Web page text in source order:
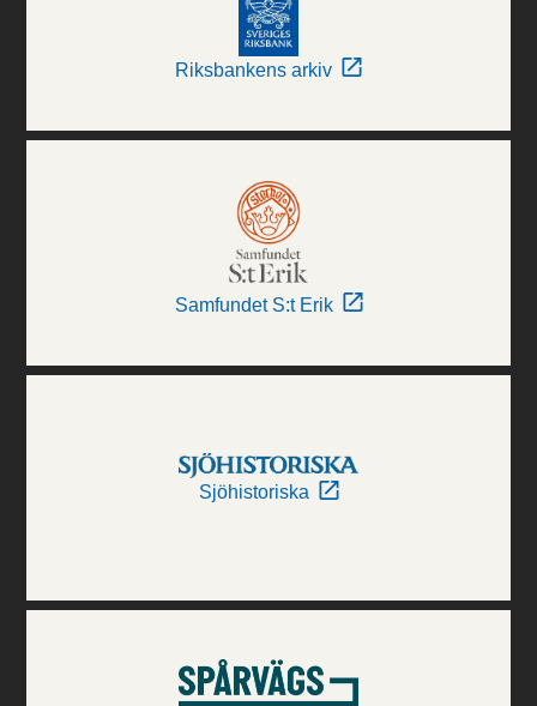
Riksbankens arkiv
Samfundet S:t Erik
Sjöhistoriska